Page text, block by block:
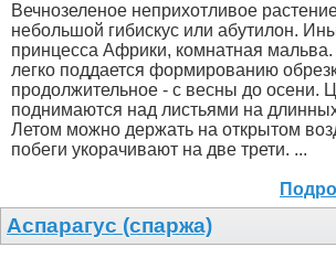
Вечнозеленое неприхотливое
небольшой гибискус или абутилон.
принцесса Африки, комнатная мальва.
легко поддается формированию
продолжительное - с весны до осени.
поднимаются над листьями на
Летом можно держать на открытом
побеги укорачивают на две трети. ...
Аспарагус (спаржа)